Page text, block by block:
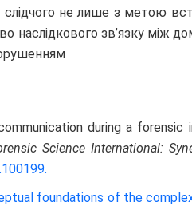
слідчого не лише з метою
наслідкового зв’язку між
during a forensic
Science International:
.
foundations of the